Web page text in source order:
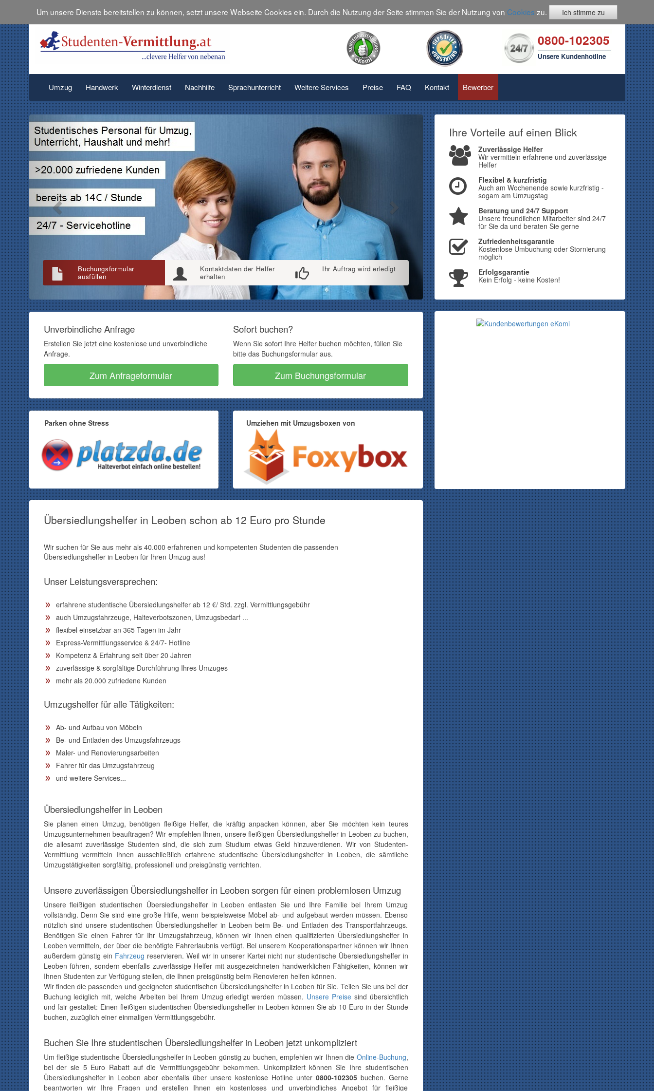
Um unsere Dienste bereitstellen zu können, setzt unsere Webseite Cookies ein. Durch die Nutzung der Seite stimmen Sie der Nutzung von Cookies zu. Ich stimme zu
0800-102305
Unsere Kundenhotline
Umzug Handwerk Winterdienst Nachhilfe Sprachunterricht Weitere Services Preise FAQ Kontakt Bewerber
Buchungsformular
ausfüllen
Kontaktdaten der Helfer
erhalten
Ihr Auftrag wird erledigt
Unverbindliche Anfrage
Erstellen Sie jetzt eine kostenlose und unverbindliche
Anfrage.
Zum Anfrageformular
Sofort buchen?
Wenn Sie sofort Ihre Helfer buchen möchten, füllen Sie
bitte das Buchungsformular aus.
Zum Buchungsformular
Parken ohne Stress Umziehen mit Umzugsboxen von
Übersiedlungshelfer in Leoben schon ab 12 Euro pro Stunde
Wir suchen für Sie aus mehr als 40.000 erfahrenen und kompetenten Studenten die passenden
Übersiedlungshelfer in Leoben für Ihren Umzug aus!
Unser Leistungsversprechen:
erfahrene studentische Übersiedlungshelfer ab 12 €/ Std. zzgl. Vermittlungsgebühr
auch Umzugsfahrzeuge, Halteverbotszonen, Umzugsbedarf ...
flexibel einsetzbar an 365 Tagen im Jahr
Express-Vermittlungsservice & 24/7- Hotline
Kompetenz & Erfahrung seit über 20 Jahren
zuverlässige & sorgfältige Durchführung Ihres Umzuges
mehr als 20.000 zufriedene Kunden
Umzugshelfer für alle Tätigkeiten:
Ab- und Aufbau von Möbeln
Be- und Entladen des Umzugsfahrzeugs
Maler- und Renovierungsarbeiten
Fahrer für das Umzugsfahrzeug
und weitere Services...
Übersiedlungshelfer in Leoben
Sie planen einen Umzug, benötigen fleißige Helfer, die kräftig anpacken können, aber Sie möchten kein teures
Umzugsunternehmen beauftragen? Wir empfehlen Ihnen, unsere fleißigen Übersiedlungshelfer in Leoben zu buchen,
die allesamt zuverlässige Studenten sind, die sich zum Studium etwas Geld hinzuverdienen. Wir von Studenten-
Vermittlung vermitteln Ihnen ausschließlich erfahrene studentische Übersiedlungshelfer in Leoben, die sämtliche
Umzugstätigkeiten sorgfältig, professionell und preisgünstig verrichten.
Unsere zuverlässigen Übersiedlungshelfer in Leoben sorgen für einen problemlosen Umzug
Unsere fleißigen studentischen Übersiedlungshelfer in Leoben entlasten Sie und Ihre Familie bei Ihrem Umzug
vollständig. Denn Sie sind eine große Hilfe, wenn beispielsweise Möbel ab- und aufgebaut werden müssen. Ebenso
nützlich sind unsere studentischen Übersiedlungshelfer in Leoben beim Be- und Entladen des Transportfahrzeugs.
Benötigen Sie einen Fahrer für Ihr Umzugsfahrzeug, können wir Ihnen einen qualifizierten Übersiedlungshelfer in
Leoben vermitteln, der über die benötigte Fahrerlaubnis verfügt. Bei unserem Kooperationspartner können wir Ihnen
außerdem günstig ein Fahrzeug reservieren. Weil wir in unserer Kartei nicht nur studentische Übersiedlungshelfer in
Leoben führen, sondern ebenfalls zuverlässige Helfer mit ausgezeichneten handwerklichen Fähigkeiten, können wir
Ihnen Studenten zur Verfügung stellen, die Ihnen preisgünstig beim Renovieren helfen können.
Wir finden die passenden und geeigneten studentischen Übersiedlungshelfer in Leoben für Sie. Teilen Sie uns bei der
Buchung lediglich mit, welche Arbeiten bei Ihrem Umzug erledigt werden müssen. Unsere Preisesind übersichtlich
und fair gestaltet: Einen fleißigen studentischen Übersiedlungshelfer in Leoben können Sie ab 10 Euro in der Stunde
buchen, zuzüglich einer einmaligen Vermittlungsgebühr.
Buchen Sie Ihre studentischen Übersiedlungshelfer in Leoben jetzt unkompliziert
Um fleißige studentische Übersiedlungshelfer in Leoben günstig zu buchen, empfehlen wir Ihnen die Online-Buchung,
bei der sie 5 Euro Rabatt auf die Vermittlungsgebühr bekommen. Unkompliziert können Sie Ihre studentischen
Übersiedlungshelfer in Leoben aber ebenfalls über unsere kostenlose Hotline unter 0800-102305buchen. Gerne
beantworten wir Ihre Fragen und erstellen Ihnen ein kostenloses und unverbindliches Angebot für fleißige
Ihre Vorteile auf einen Blick
Zuverlässige Helfer
Wir vermitteln erfahrene und zuverlässige
Helfer
Flexibel & kurzfristig
Auch am Wochenende sowie kurzfristig -
sogam am Umzugstag
Beratung und 24/7 Support
Unsere freundlichen Mitarbeiter sind 24/7
für Sie da und beraten Sie gerne
Zufriedenheitsgarantie
Kostenlose Umbuchung oder Stornierung
möglich
Erfolgsgarantie
Kein Erfolg - keine Kosten!